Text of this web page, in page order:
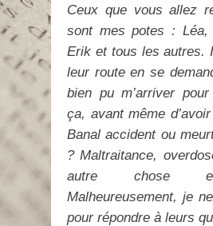
Ceux que vous allez
sont mes potes : Léa,
Erik et tous les autres.
leur route en se
bien pu m’arriver
ça, avant même
Banal accident ou
? Maltraitance,
autre chose
Malheureusement, je
pour répondre à leurs